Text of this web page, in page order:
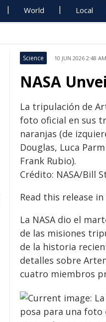
World Local
Science 10 JUN 2026 2:48
NASA
La tripulación de
foto oficial en sus
naranjas (de
Douglas, Luca
Frank Rubio).
Crédito: NASA/Bill
Read this release in
La NASA dio el
de las misiones
de la historia
detalles sobre
cuatro miembros